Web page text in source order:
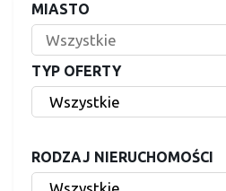
MIASTO
TYP OFERTY
RODZAJ NIERUCHOMOŚCI